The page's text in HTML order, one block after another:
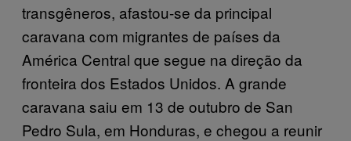
transgêneros, afastou-se da principal
caravana com migrantes de países da
América Central que segue na direção da
fronteira dos Estados Unidos. A grande
caravana saiu em 13 de outubro de San
Pedro Sula, em Honduras, e chegou a reunir